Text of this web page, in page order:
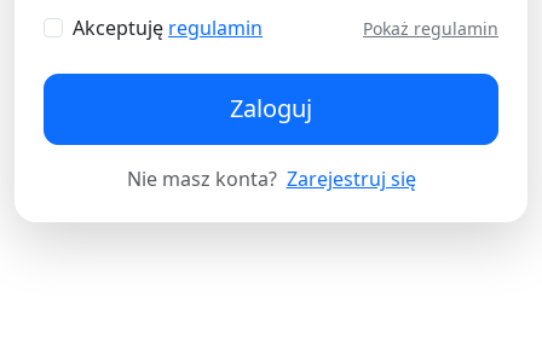
Akceptuję regulamin Pokaż regulamin
Zaloguj
Nie masz konta? Zarejestruj się